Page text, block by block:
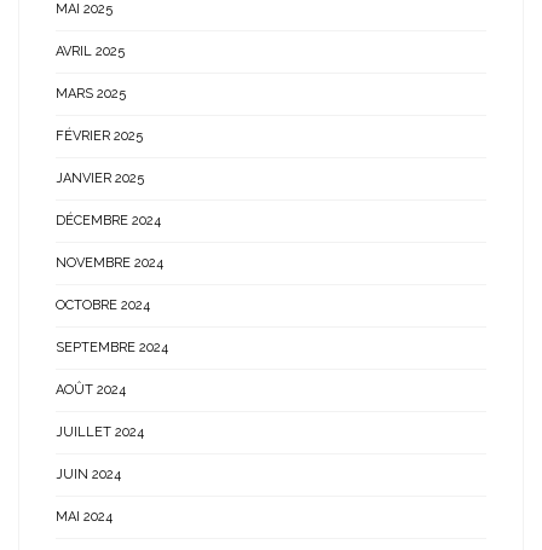
MAI 2025
AVRIL 2025
MARS 2025
FÉVRIER 2025
JANVIER 2025
DÉCEMBRE 2024
NOVEMBRE 2024
OCTOBRE 2024
SEPTEMBRE 2024
AOÛT 2024
JUILLET 2024
JUIN 2024
MAI 2024